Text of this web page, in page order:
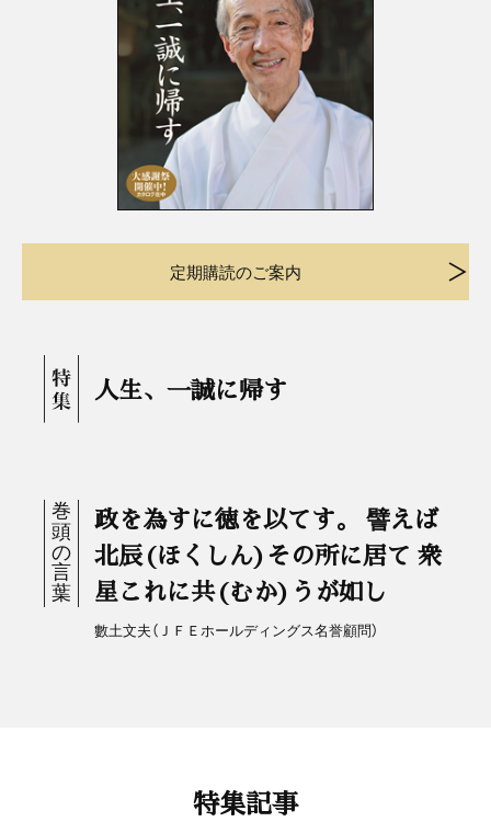
定期購読のご案内
人生、一誠に帰す
政を為すに徳を以てす。 譬えば
北辰(ほくしん)その所に居て 衆
星これに共(むか)うが如し
數土文夫（ＪＦＥホールディングス名誉顧問）
特集記事